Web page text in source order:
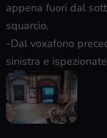
appena fuori dal
squarcio.
-Dal voxafono
sinistra e